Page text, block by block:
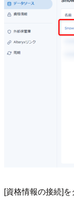
[資格情報の接続]を